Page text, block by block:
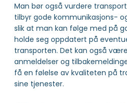
Man bør også vurdere
tilbyr gode kommunikasjons-
slik at man kan følge med på
holde seg oppdatert på
transporten. Det kan også
anmeldelser og
få en følelse av kvaliteten på
sine tjenester.